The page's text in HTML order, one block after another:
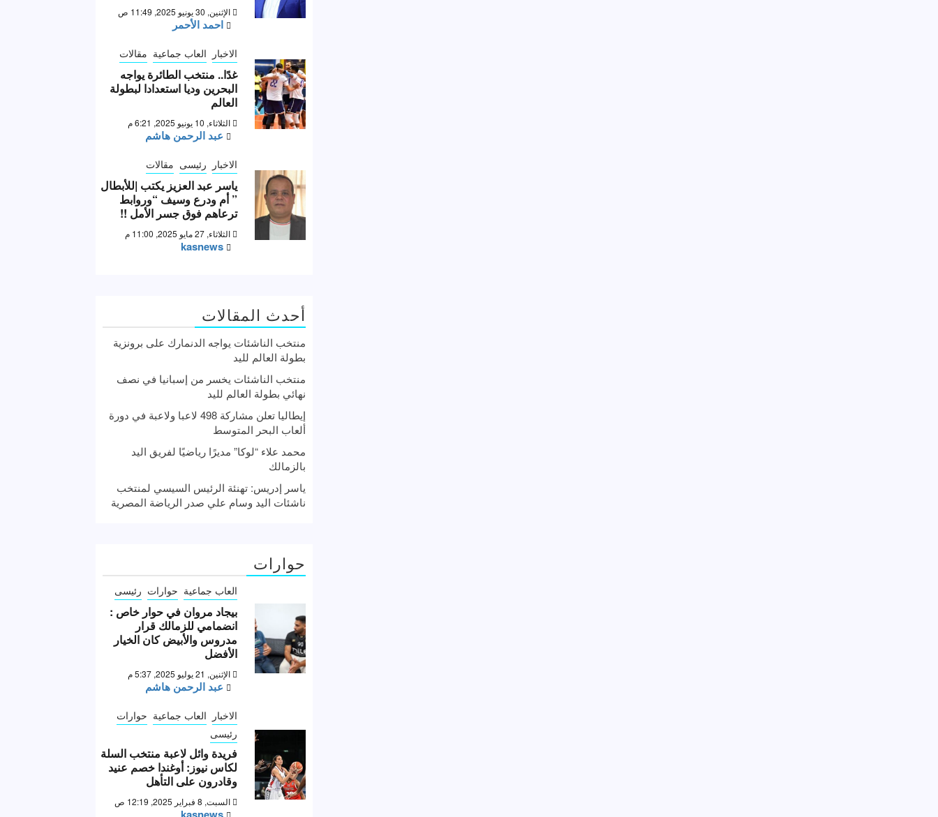
الإثنين, 30 يونيو 2025, 11:49 ص
احمد الأحمر
الاخبار العاب جماعية مقالات
غدًا.. منتخب الطائرة يواجه
البحرين وديا استعدادا لبطولة
العالم
الثلاثاء, 10 يونيو 2025, 6:21 م
عبد الرحمن هاشم
الاخبار رئيسى مقالات
ياسر عبد العزيز يكتب |للأبطال
” أم ودرع وسيف “وروابط
ترعاهم فوق جسر الأمل !!
الثلاثاء, 27 مايو 2025, 11:00 م
kasnews
أحدث المقالات
منتخب الناشئات يواجه الدنمارك على برونزية
بطولة العالم لليد
منتخب الناشئات يخسر من إسبانيا في نصف
نهائي بطولة العالم لليد
إيطاليا تعلن مشاركة 498 لاعبا ولاعبة في دورة
ألعاب البحر المتوسط
محمد علاء “لوكا” مديرًا رياضيًا لفريق اليد
بالزمالك
ياسر إدريس: تهنئة الرئيس السيسي لمنتخب
ناشئات اليد وسام علي صدر الرياضة المصرية
حوارات
العاب جماعية حوارات رئيسى
بيجاد مروان في حوار خاص :
انضمامي للزمالك قرار
مدروس والأبيض كان الخيار
الأفضل
الإثنين, 21 يوليو 2025, 5:37 م
عبد الرحمن هاشم
الاخبار العاب جماعية حوارات
رئيسى
فريدة وائل لاعبة منتخب السلة
لكاس نيوز: أوغندا خصم عنيد
وقادرون على التأهل
السبت, 8 فبراير 2025, 12:19 ص